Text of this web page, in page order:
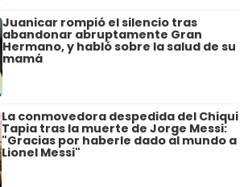
Juanicar rompió el silencio tras
abandonar abruptamente Gran
Hermano, y habló sobre la salud de su
mamá
La conmovedora despedida del Chiqui
Tapia tras la muerte de Jorge Messi:
"Gracias por haberle dado al mundo a
Lionel Messi"